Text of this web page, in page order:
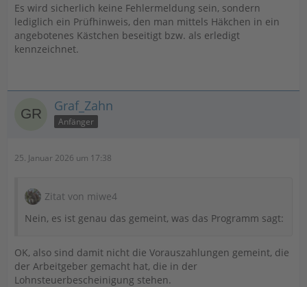
Es wird sicherlich keine Fehlermeldung sein, sondern
lediglich ein Prüfhinweis, den man mittels Häkchen in ein
angebotenes Kästchen beseitigt bzw. als erledigt
kennzeichnet.
Graf_Zahn
Anfänger
25. Januar 2026 um 17:38
Zitat von miwe4
Nein, es ist genau das gemeint, was das Programm sagt:
OK, also sind damit nicht die Vorauszahlungen gemeint, die
der Arbeitgeber gemacht hat, die in der
Lohnsteuerbescheinigung stehen.